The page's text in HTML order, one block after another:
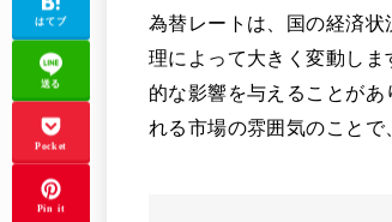
為替レートは、国の経済
理によって大きく変動し
的な影響を与えることが
れる市場の雰囲気のことで
はてブ
送る
Pocket
Pin it